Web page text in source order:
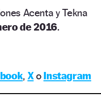
Acenta y Tekna
de 2016.
, Xo Instagram